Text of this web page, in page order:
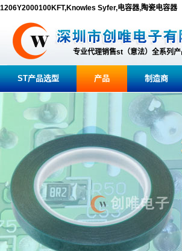
1206Y2000100KFT,Knowles Syfer,电容器,陶瓷电容器
专业代理销售st（意法）全系列产
ST产品选型 产品 制造商